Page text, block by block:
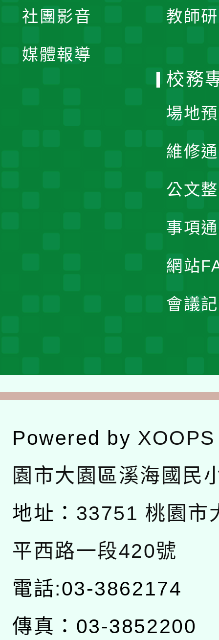
教師
社團影音
媒體報導
校務
場地
維修
公文
事項
網站
會議
Powered by XOOPS
園市大園區溪海國民
地址： 33751 桃園市
平西路一段420號
電話:03-3862174
傳真：03-3852200